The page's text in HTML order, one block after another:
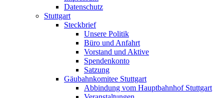
Datenschutz
Stuttgart
Steckbrief
Unsere Politik
Büro und Anfahrt
Vorstand und Aktive
Spendenkonto
Satzung
Gäubahnkomitee Stuttgart
Abbindung vom Hauptbahnhof Stuttgart